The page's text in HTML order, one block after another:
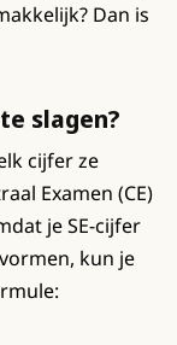
Dan is
slagen?
cijfer ze
Examen (CE)
je SE-cijfer
kun je